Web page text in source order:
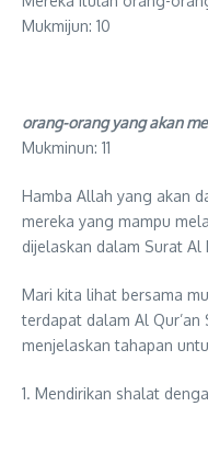
Mukmijun: 10
orang-orang yang akan
Mukminun: 11
Hamba Allah yang akan
mereka yang mampu
dijelaskan dalam Surat Al
Mari kita lihat bersama
terdapat dalam Al
menjelaskan tahapan
1. Mendirikan shalat